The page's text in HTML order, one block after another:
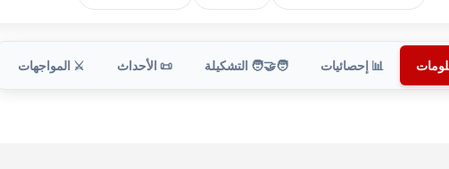
📊 إحصائيات 🧑‍🤝‍🧑 التشكيلة 📜 الأحداث ⚔️ المواجهات